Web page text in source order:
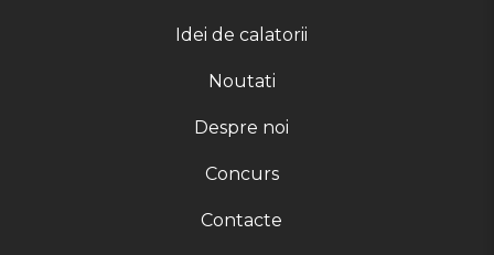
Idei de calatorii
Noutati
Despre noi
Concurs
Contacte